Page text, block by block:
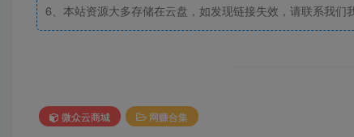
6、本站资源大多存储在云盘，如发现链接失效，请联系我们
微众云商城 网赚合集